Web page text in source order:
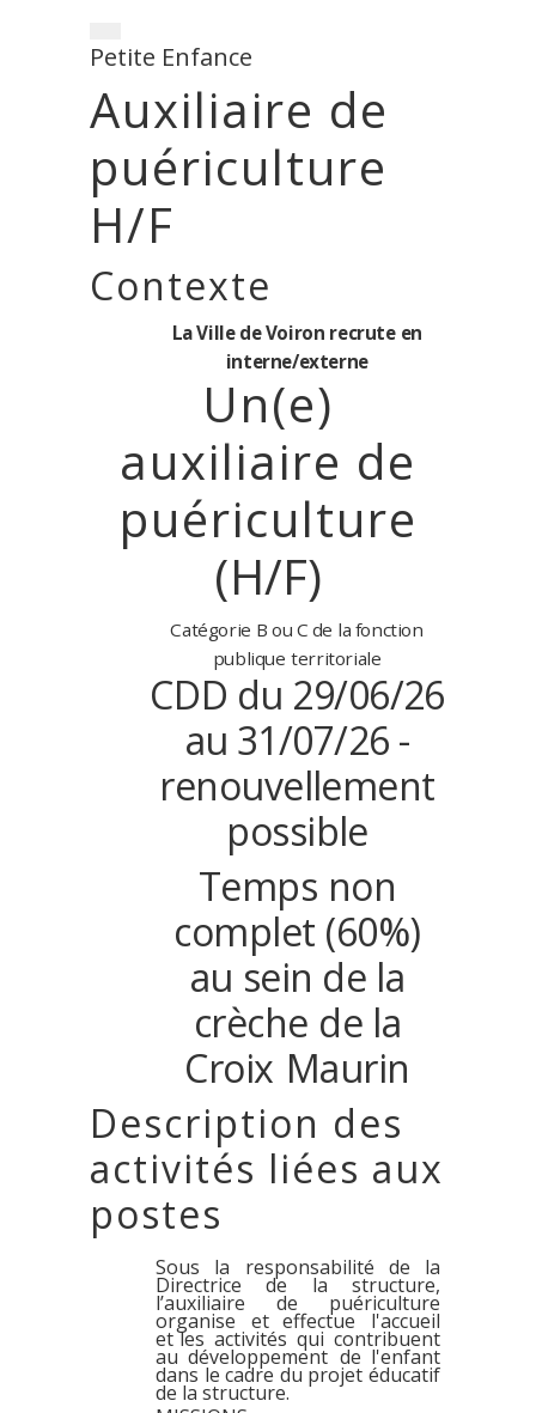
Petite Enfance
Auxiliaire de
puériculture
H/F
Contexte
LaVille deVoiron recrute en
interne/externe
Un(e)
auxiliaire de
puériculture
(H/F)
Catégorie B ou C de la fonction
publique territoriale
CDD du 29/06/26
au 31/07/26 -
renouvellement
possible
Temps non
complet (60%)
au sein de la
crèche de la
Croix Maurin
Description des
activités liées aux
postes
Sous la responsabilité de la
Directrice de la structure,
l’auxiliaire de puériculture
organise et effectue l'accueil
et les activités qui contribuent
au développement de l'enfant
dans le cadre du projet éducatif
de la structure.